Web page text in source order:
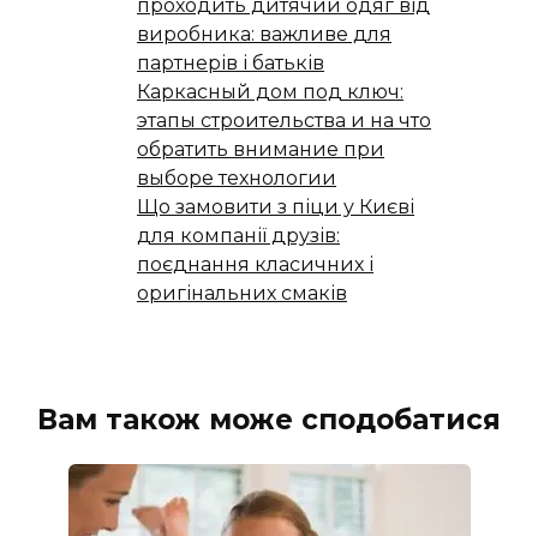
проходить дитячий одяг від
виробника: важливе для
партнерів і батьків
Каркасный дом под ключ:
этапы строительства и на что
обратить внимание при
выборе технологии
Що замовити з піци у Києві
для компанії друзів:
поєднання класичних і
оригінальних смаків
Вам також може сподобатися